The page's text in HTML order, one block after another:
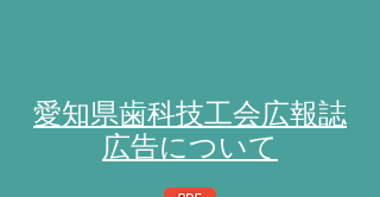
愛知県歯科技工会広報誌
広告について